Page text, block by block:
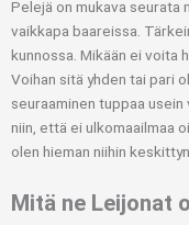
Pelejä on mukava seurata
vaikkapa baareissa.
kunnossa. Mikään ei voita
Voihan sitä yhden tai pari
seuraaminen tuppaa
niin, että ei ulkomaailmaa
olen hieman niihin
Mitä ne Leijonat